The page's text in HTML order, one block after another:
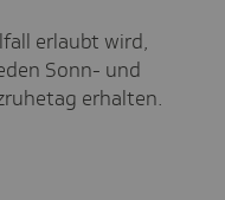
erlaubt wird,
Sonn- und
erhalten.